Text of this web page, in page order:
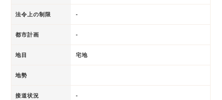
法令上の制限 -
都市計画 -
地目 宅地
地勢
接道状況 -